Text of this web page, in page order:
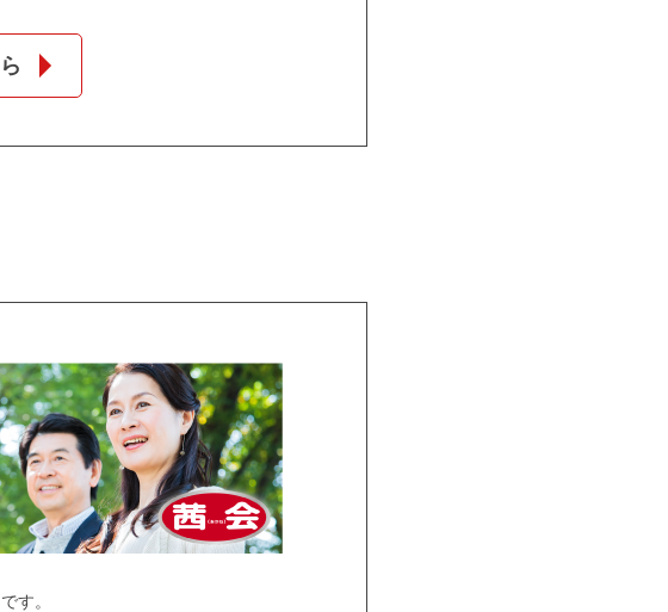
す。